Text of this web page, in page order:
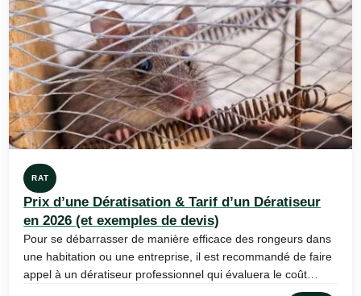
RAT
Prix d’une Dératisation & Tarif d’un Dératiseur
en 2026 (et exemples de devis)
Pour se débarrasser de manière efficace des rongeurs dans
une habitation ou une entreprise, il est recommandé de faire
appel à un dératiseur professionnel qui évaluera le coût…